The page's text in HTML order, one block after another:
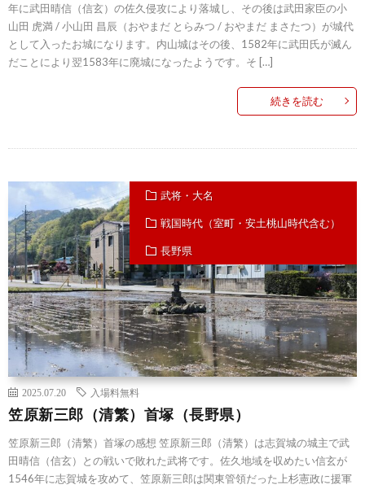
年に武田晴信（信玄）の佐久侵攻により落城し、その後は武田家臣の小
山田 虎満 / 小山田 昌辰（おやまだ とらみつ / おやまだ まさたつ）が城代
として入ったお城になります。内山城はその後、1582年に武田氏が滅ん
だことにより翌1583年に廃城になったようです。そ […]
続きを読む
武将・大名
戦国時代（室町・安土桃山時代含む）
長野県
2025.07.20 入場料無料
笠原新三郎（清繁）首塚（長野県）
笠原新三郎（清繁）首塚の感想 笠原新三郎（清繁）は志賀城の城主で武
田晴信（信玄）との戦いで敗れた武将です。佐久地域を収めたい信玄が
1546年に志賀城を攻めて、笠原新三郎は関東管領だった上杉憲政に援軍